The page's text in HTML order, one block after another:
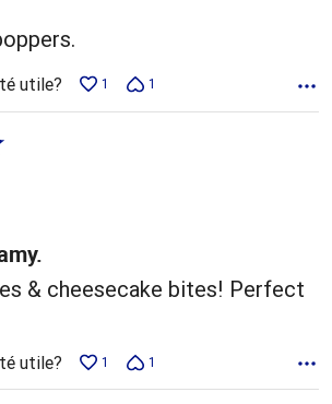
utile? 1 1
& cheesecake bites! Perfect
utile? 1 1